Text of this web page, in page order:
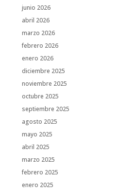
junio 2026
abril 2026
marzo 2026
febrero 2026
enero 2026
diciembre 2025
noviembre 2025
octubre 2025
septiembre 2025
agosto 2025
mayo 2025
abril 2025
marzo 2025
febrero 2025
enero 2025